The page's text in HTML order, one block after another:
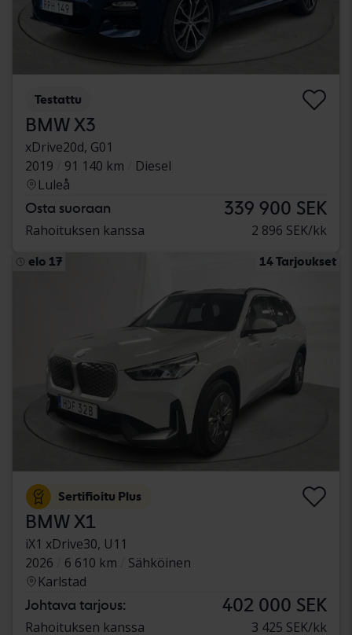
Testattu
BMW X3
xDrive20d, G01
2019
91 140 km
Diesel
Luleå
Osta suoraan 339 900 SEK
Rahoituksen kanssa 2 896 SEK/kk
elo 17 14 Tarjoukset
Sertifioitu Plus
BMW X1
iX1 xDrive30, U11
2026
6 610 km
Sähköinen
Karlstad
Johtava tarjous: 402 000 SEK
Rahoituksen kanssa 3 425 SEK/kk